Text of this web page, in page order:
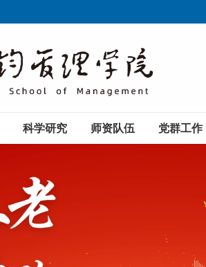
科学研究 师资队伍 党群工作